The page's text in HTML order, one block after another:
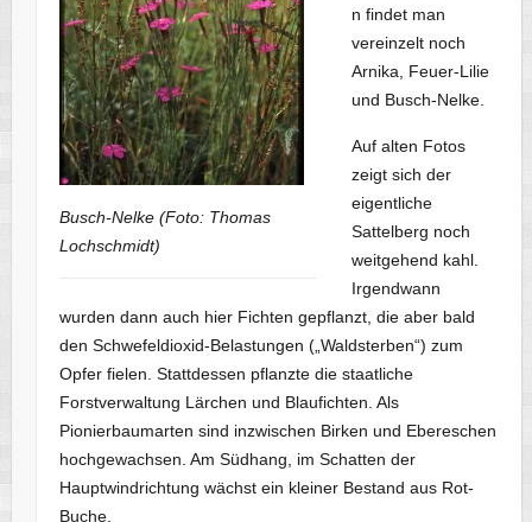
Busch-Nelke (Foto: Thomas
Lochschmidt)
n findet man
vereinzelt noch
Arnika, Feuer-Lilie
und Busch-Nelke.
Auf alten Fotos
zeigt sich der
eigentliche
Sattelberg noch
weitgehend kahl.
Irgendwann
wurden dann auch hier Fichten gepflanzt, die aber bald
den Schwefeldioxid-Belastungen („Waldsterben“) zum
Opfer fielen. Stattdessen pflanzte die staatliche
Forstverwaltung Lärchen und Blaufichten. Als
Pionierbaumarten sind inzwischen Birken und Ebereschen
hochgewachsen. Am Südhang, im Schatten der
Hauptwindrichtung wächst ein kleiner Bestand aus Rot-
Buche.